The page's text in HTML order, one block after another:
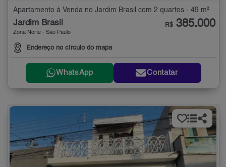
Apartamento à Venda no Jardim Brasil com 2 quartos - 49 m²
Jardim Brasil
Zona Norte - São Paulo
Endereço no círculo do mapa
R$ 385.000
WhatsApp Contatar